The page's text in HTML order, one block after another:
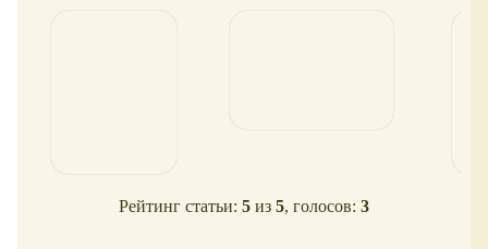
Рейтинг статьи: 5 из 5, голосов: 3